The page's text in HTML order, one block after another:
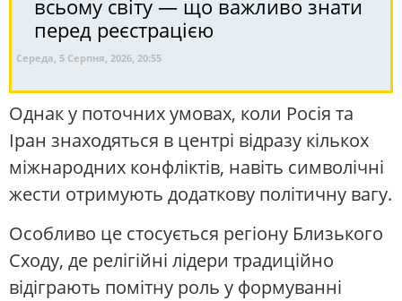
всьому світу — що важливо знати
перед реєстрацією
Середа, 5 Серпня, 2026, 20:55
Однак у поточних умовах, коли Росія та
Іран знаходяться в центрі відразу кількох
міжнародних конфліктів, навіть символічні
жести отримують додаткову політичну вагу.
Особливо це стосується регіону Близького
Сходу, де релігійні лідери традиційно
відіграють помітну роль у формуванні